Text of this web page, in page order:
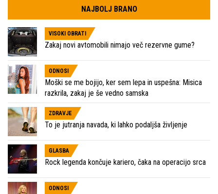
NAJBOLJ BRANO
VISOKI OBRATI
Zakaj novi avtomobili nimajo več rezervne gume?
ODNOSI
Moški se me bojijo, ker sem lepa in uspešna: Misica
razkrila, zakaj je še vedno samska
ZDRAVJE
To je jutranja navada, ki lahko podaljša življenje
GLASBA
Rock legenda končuje kariero, čaka na operacijo srca
ODNOSI